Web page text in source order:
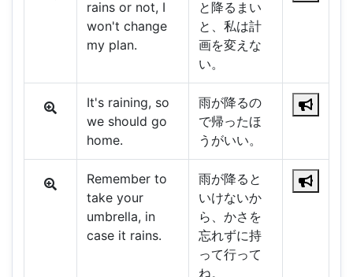
rains or not, I
won't change
my plan.
と降るまい
と、私は計
画を変えな
い。
It's raining, so
we should go
home.
雨が降るの
で帰ったほ
うがいい。
Remember to
take your
umbrella, in
case it rains.
雨が降ると
いけないか
ら、かさを
忘れずに持
って行って
ね。